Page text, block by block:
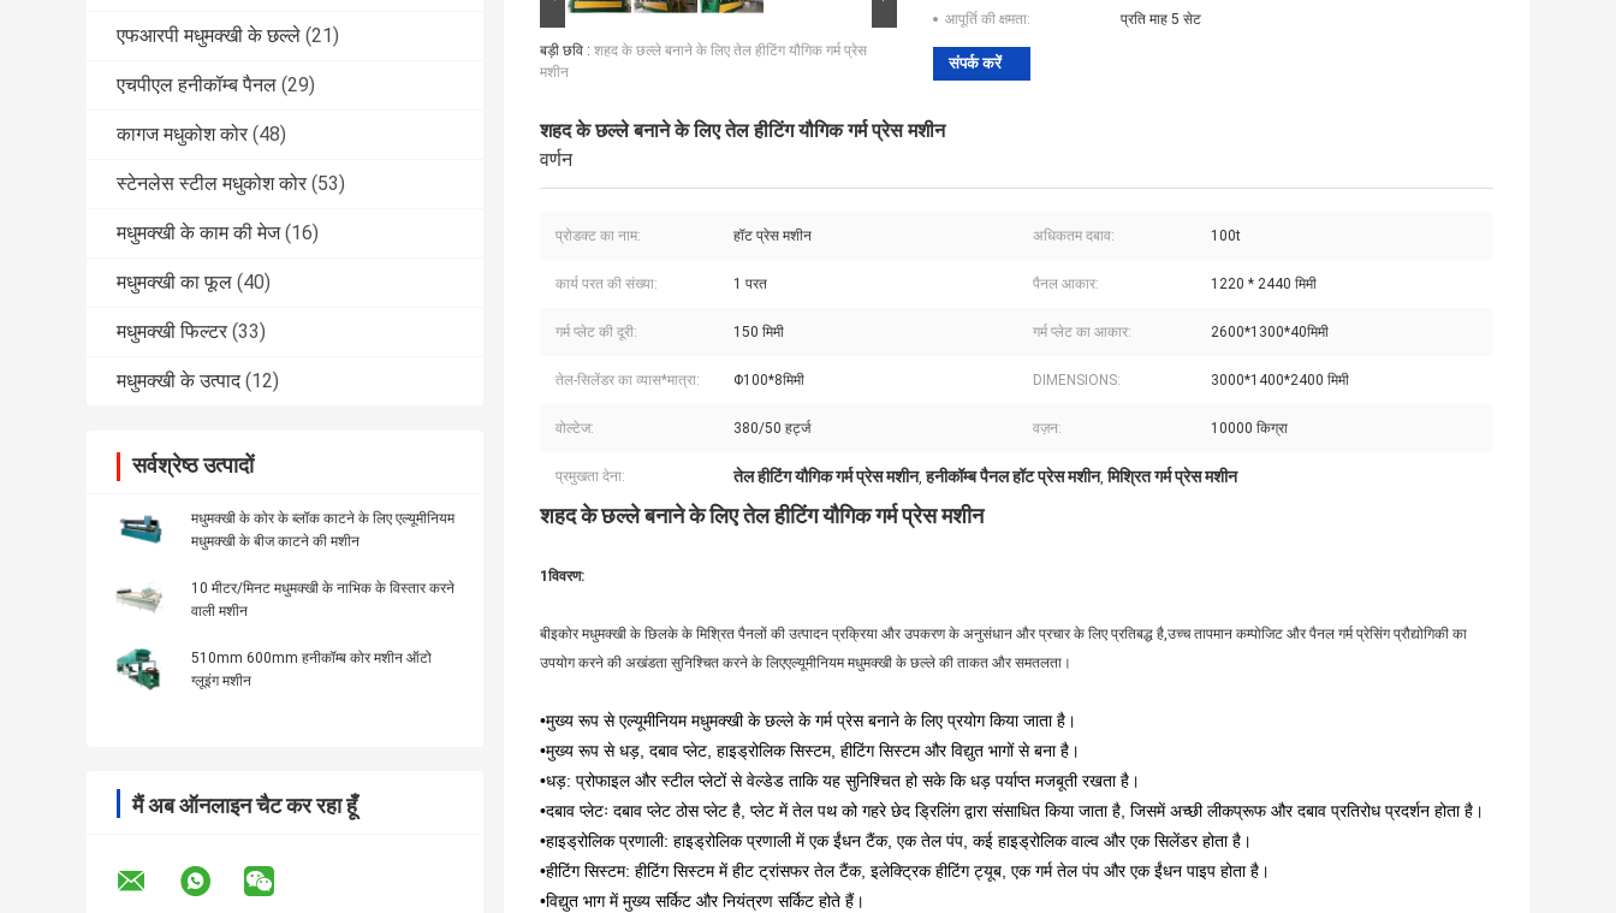
एफआरपी मधुमक्खी के छल्ले (21)
एचपीएल हनीकॉम्ब पैनल (29)
कागज मधुकोश कोर (48)
स्टेनलेस स्टील मधुकोश कोर (53)
मधुमक्खी के काम की मेज (16)
मधुमक्खी का फूल (40)
मधुमक्खी फिल्टर (33)
मधुमक्खी के उत्पाद (12)
सर्वश्रेष्ठ उत्पादों
मधुमक्खी के कोर के ब्लॉक काटने के लिए एल्यूमीनियम
मधुमक्खी के बीज काटने की मशीन
10 मीटर/मिनट मधुमक्खी के नाभिक के विस्तार करने
वाली मशीन
510mm 600mm हनीकॉम्ब कोर मशीन ऑटो
ग्लूइंग मशीन
मैं अब ऑनलाइन चैट कर रहा हूँ
बड़ी छवि : शहद के छल्ले बनाने के लिए तेल हीटिंग यौगिक गर्म प्रेस
मशीन
आपूर्ति की क्षमता:
प्रति माह 5 सेट
संपर्क करें
शहद के छल्ले बनाने के लिए तेल हीटिंग यौगिक गर्म प्रेस मशीन
वर्णन
प्रोडक्ट का नाम: हॉट प्रेस मशीन अधिकतम दबाव: 100t
कार्य परत की संख्या: 1 परत पैनल आकार: 1220 * 2440 मिमी
गर्म प्लेट की दूरी: 150 मिमी गर्म प्लेट का आकार: 2600*1300*40मिमी
तेल-सिलेंडर का व्यास*मात्रा: Φ100*8मिमी DIMENSIONS: 3000*1400*2400 मिमी
वोल्टेज: 380/50 हर्ट्ज वज़न: 10000 किग्रा
प्रमुखता देना: तेल हीटिंग यौगिक गर्म प्रेस मशीन,हनीकॉम्ब पैनल हॉट प्रेस मशीन,मिश्रित गर्म प्रेस मशीन
शहद के छल्ले बनाने के लिए तेल हीटिंग यौगिक गर्म प्रेस मशीन
1विवरण:
बीइकोर मधुमक्खी के छिलके के मिश्रित पैनलों की उत्पादन प्रक्रिया और उपकरण के अनुसंधान और प्रचार के लिए प्रतिबद्ध है,उच्च तापमान कम्पोजिट और पैनल गर्म प्रेसिंग प्रौद्योगिकी का
उपयोग करने की अखंडता सुनिश्चित करने के लिएएल्यूमीनियम मधुमक्खी के छल्ले की ताकत और समतलता।
•मुख्य रूप से एल्यूमीनियम मधुमक्खी के छल्ले के गर्म प्रेस बनाने के लिए प्रयोग किया जाता है।
•मुख्य रूप से धड़, दबाव प्लेट, हाइड्रोलिक सिस्टम, हीटिंग सिस्टम और विद्युत भागों से बना है।
•धड़: प्रोफाइल और स्टील प्लेटों से वेल्डेड ताकि यह सुनिश्चित हो सके कि धड़ पर्याप्त मजबूती रखता है।
•दबाव प्लेटः दबाव प्लेट ठोस प्लेट है, प्लेट में तेल पथ को गहरे छेद ड्रिलिंग द्वारा संसाधित किया जाता है, जिसमें अच्छी लीकप्रूफ और दबाव प्रतिरोध प्रदर्शन होता है।
•हाइड्रोलिक प्रणाली: हाइड्रोलिक प्रणाली में एक ईंधन टैंक, एक तेल पंप, कई हाइड्रोलिक वाल्व और एक सिलेंडर होता है।
•हीटिंग सिस्टम: हीटिंग सिस्टम में हीट ट्रांसफर तेल टैंक, इलेक्ट्रिक हीटिंग ट्यूब, एक गर्म तेल पंप और एक ईंधन पाइप होता है।
•विद्युत भाग में मुख्य सर्किट और नियंत्रण सर्किट होते हैं।